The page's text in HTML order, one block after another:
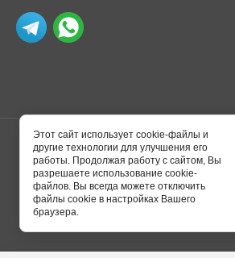
© 2014 - 2026
"НОВОСТАР"
Создание,
Этот сайт использует cookie-файлы и
другие технологии для улучшения его
работы. Продолжая работу с сайтом, Вы
разрешаете использование cookie-
файлов. Вы всегда можете отключить
файлы cookie в настройках Вашего
браузера.